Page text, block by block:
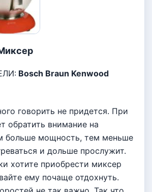
Bosch Braun Kenwood
говорить не придется. При
обратить внимание на
больше мощность, тем меньше
и дольше прослужит.
хотите приобрести миксер
ему почаще отдохнуть.